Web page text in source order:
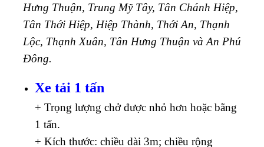
Hưng Thuận, Trung Mỹ Tây, Tân Chánh Hiệp,
Tân Thới Hiệp, Hiệp Thành, Thới An, Thạnh
Lộc, Thạnh Xuân, Tân Hưng Thuận và An Phú
Đông.
Xe tải 1 tấn
+ Trọng lượng chở được nhỏ hơn hoặc bằng
1 tấn.
+ Kích thước: chiều dài 3m; chiều rộng